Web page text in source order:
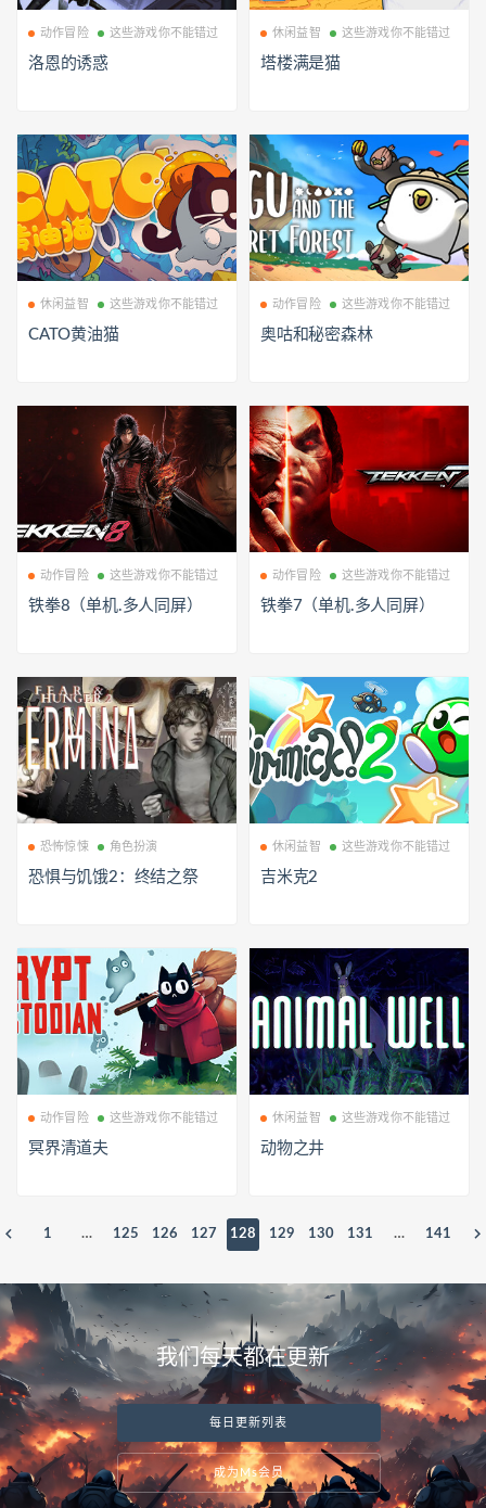
动作冒险 这些游戏你不能错过
洛恩的诱惑
休闲益智 这些游戏你不能错过
塔楼满是猫
休闲益智 这些游戏你不能错过
CATO黄油猫
动作冒险 这些游戏你不能错过
奥咕和秘密森林
动作冒险 这些游戏你不能错过
铁拳8（单机.多人同屏）
动作冒险 这些游戏你不能错过
铁拳7（单机.多人同屏）
恐怖惊悚 角色扮演
恐惧与饥饿2：终结之祭
休闲益智 这些游戏你不能错过
吉米克2
动作冒险 这些游戏你不能错过
冥界清道夫
休闲益智 这些游戏你不能错过
动物之井
1 … 125 126 127 128 129 130 131 … 141
我们每天都在更新
每日更新列表
成为Ms会员